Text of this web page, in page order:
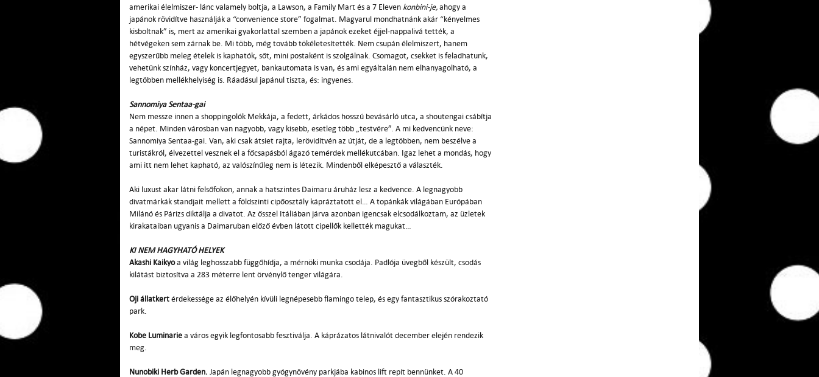
amerikai élelmiszer- lánc valamely boltja, a Lawson, a Family Mart és a 7 Eleven konbini-je, ahogy a
japánok rövidítve használják a “convenience store” fogalmat. Magyarul mondhatnánk akár “kényelmes
kisboltnak” is, mert az amerikai gyakorlattal szemben a japánok ezeket éjjel-nappalivá tették, a
hétvégeken sem zárnak be. Mi több, még tovább tökéletesítették. Nem csupán élelmiszert, hanem
egyszerűbb meleg ételek is kaphatók, sőt, mini postaként is szolgálnak. Csomagot, csekket is feladhatunk,
vehetünk színház, vagy koncertjegyet, bankautomata is van, és ami egyáltalán nem elhanyagolható, a
legtöbben mellékhelyiség is. Ráadásul japánul tiszta, és: ingyenes.
Sannomiya Sentaa-gai
Nem messze innen a shoppingolók Mekkája, a fedett, árkádos hosszú bevásárló utca, a shoutengai csábítja
a népet. Minden városban van nagyobb, vagy kisebb, esetleg több „testvére”. A mi kedvencünk neve:
Sannomiya Sentaa-gai. Van, aki csak átsiet rajta, lerövidítvén az útját, de a legtöbben, nem beszélve a
turistákról, élvezettel vesznek el a főcsapásból ágazó temérdek mellékutcában. Igaz lehet a mondás, hogy
ami itt nem lehet kapható, az valószínűleg nem is létezik. Mindenből elképesztő a választék.
Aki luxust akar látni felsőfokon, annak a hatszintes Daimaru áruház lesz a kedvence. A legnagyobb
divatmárkák standjait mellett a földszinti cipőosztály kápráztatott el… A topánkák világában Európában
Milánó és Párizs diktálja a divatot. Az ősszel Itáliában járva azonban igencsak elcsodálkoztam, az üzletek
kirakataiban ugyanis a Daimaruban előző évben látott cipellők kellették magukat…
KI NEM HAGYHATÓ HELYEK
Akashi Kaikyoa világ leghosszabb függőhídja, a mérnöki munka csodája. Padlója üvegből készült, csodás
kilátást biztosítva a 283 méterre lent örvénylő tenger világára.
Oji állatkert érdekessége az élőhelyén kívüli legnépesebb flamingo telep, és egy fantasztikus szórakoztató
park.
Kobe Luminarie a város egyik legfontosabb fesztiválja. A káprázatos látnivalót december elején rendezik
meg.
Nunobiki Herb Garden. Japán legnagyobb gyógynövény parkjába kabinos lift repít bennünket. A 40